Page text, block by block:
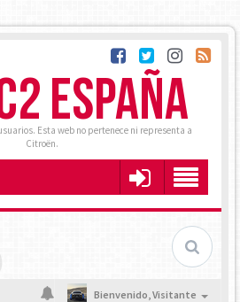
ESPAÑA
Esta web no pertenece ni representa a
Citroën.
Bienvenido,Visitante